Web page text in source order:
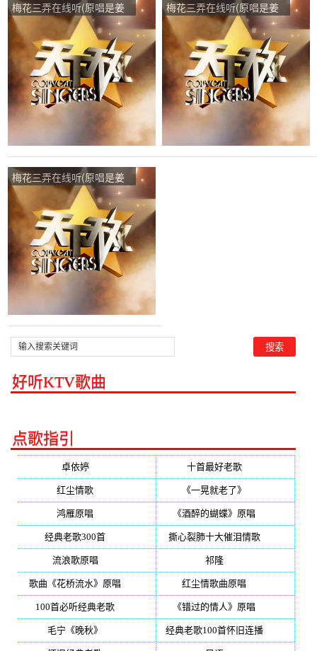
梅花三弄在线听(原唱是姜
育恒)，今生无悔演唱点
播:51次
梅花三弄在线听(原唱是姜
育恒)，翔（退出）演唱点
播:236次
梅花三弄在线听(原唱是姜
育恒)，ღ᭄ꦿ雪࿐演唱点
播:18次
好听KTV歌曲
点歌指引
卓依婷(350) 十首最好老歌(300)
红尘情歌 《一晃就老了》
鸿雁原唱 《酒醉的蝴蝶》原唱
经典老歌300首 撕心裂肺十大催泪情歌(195)
流浪歌原唱 祁隆(188)
歌曲《花桥流水》原唱 红尘情歌曲原唱
100首必听经典老歌 《错过的情人》原唱
毛宁《晚秋》 经典老歌100首怀旧连播(134)